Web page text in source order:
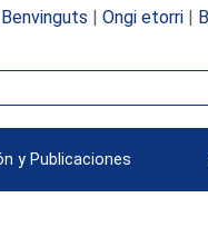
Benvinguts | Ongi etorri|
y Publicaciones